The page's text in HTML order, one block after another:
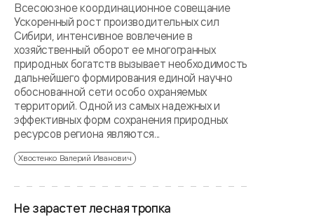
Всесоюзное координационное совещание
Ускоренный рост производительных сил
Сибири, интенсивное вовлечение в
хозяйственный оборот ее многогранных
природных богатств вызывает необходимость
дальнейшего формирования единой научно
обоснованной сети особо охраняемых
территорий. Одной из самых надежных и
эффективных форм сохранения природных
ресурсов региона являются...
Хвостенко Валерий Иванович
Не зарастет лесная тропка